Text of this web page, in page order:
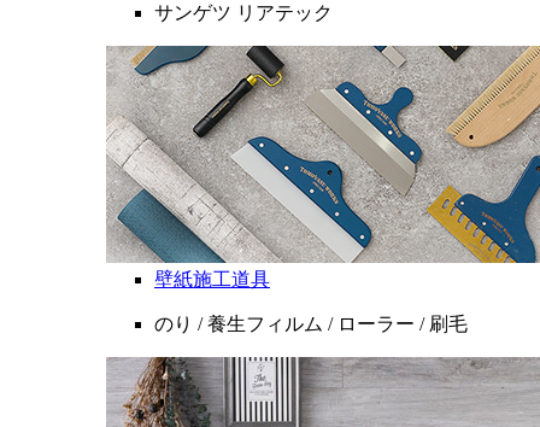
サンゲツ リアテック
壁紙施工道具
のり / 養生フィルム / ローラー / 刷毛